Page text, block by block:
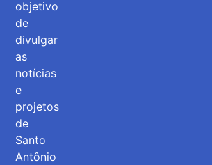
objetivo
de
divulgar
as
notícias
e
projetos
de
Santo
Antônio